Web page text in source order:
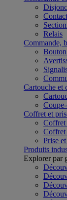
Relais
Commande,
Cartouche et
Coffret et
Coffret
Coffret
Prise
Produits
Explorer par